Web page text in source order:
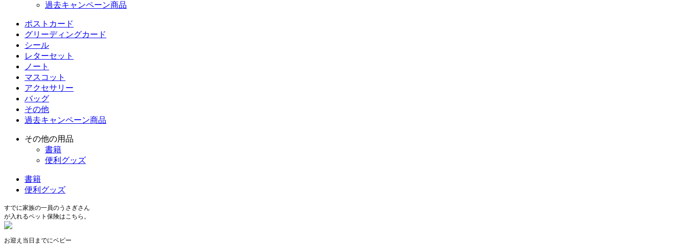
過去キャンペーン商品
ポストカード
グリーディングカード
シール
レターセット
ノート
マスコット
アクセサリー
バッグ
その他
過去キャンペーン商品
その他の用品
書籍
便利グッズ
書籍
便利グッズ
すでに家族の一員のうさぎさん
が入れるペット保険はこちら。
お迎え当日までにベビー